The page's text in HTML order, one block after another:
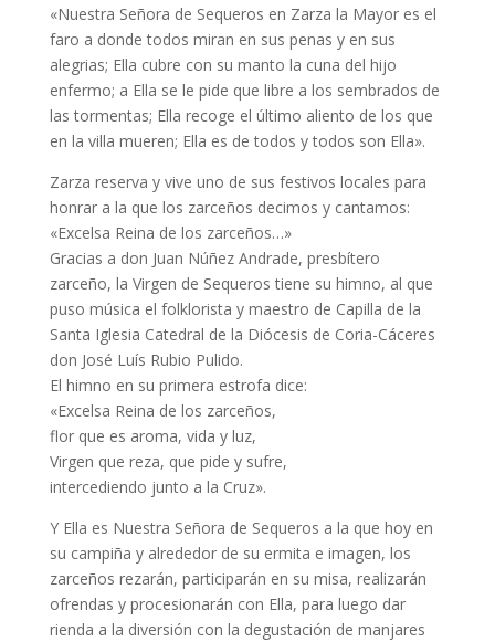
«Nuestra Señora de Sequeros en Zarza la Mayor es el
faro a donde todos miran en sus penas y en sus
alegrias; Ella cubre con su manto la cuna del hijo
enfermo; a Ella se le pide que libre a los sembrados de
las tormentas; Ella recoge el último aliento de los que
en la villa mueren; Ella es de todos y todos son Ella».
Zarza reserva y vive uno de sus festivos locales para
honrar a la que los zarceños decimos y cantamos:
«Excelsa Reina de los zarceños…»
Gracias a don Juan Núñez Andrade, presbítero
zarceño, la Virgen de Sequeros tiene su himno, al que
puso música el folklorista y maestro de Capilla de la
Santa Iglesia Catedral de la Diócesis de Coria-Cáceres
don José Luís Rubio Pulido.
El himno en su primera estrofa dice:
«Excelsa Reina de los zarceños,
flor que es aroma, vida y luz,
Virgen que reza, que pide y sufre,
intercediendo junto a la Cruz».
Y Ella es Nuestra Señora de Sequeros a la que hoy en
su campiña y alrededor de su ermita e imagen, los
zarceños rezarán, participarán en su misa, realizarán
ofrendas y procesionarán con Ella, para luego dar
rienda a la diversión con la degustación de manjares